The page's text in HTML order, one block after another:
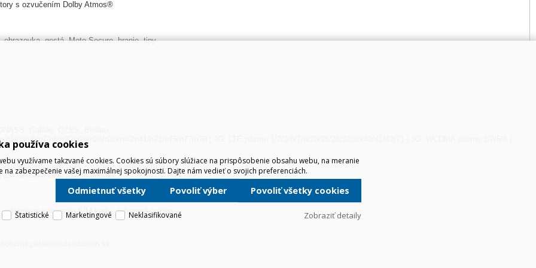
s ozvučením Dolby Atmos®
obrazovka, gestá, Moto Secure, hranie, tipy
n1/n3/n5/n7/n8/n20/n26/n28/n38/n40/n41/n71/n75/n77/n78 | 4G: LTE pásmo 1/2/3/5/7/8/20/26/28/32/38/40/41/42/71 | 3G: WCDMA pásmo 1/2/5/8 |
karta nano SIM + eSIM + karta microSD)
2,4 GHz a 5 GHz | Wi-Fi hotspot
nástroj na vyberanie SIM karty, ochranné puzdro
používa cookies
využívame takzvané cookies. Cookies sú súbory slúžiace na prispôsobenie obsahu webu, na meranie
na zabezpečenie vašej maximálnej spokojnosti. Dajte nám vedieť o svojich preferenciách.
Odmietnuť všetky Povoliť výber Povoliť všetky cookies
Štatistické Marketingové Neklasifikované Zobraziť detaily